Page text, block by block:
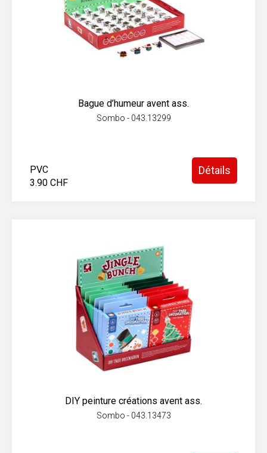
Bague d’humeur avent ass.
Sombo - 043.13299
PVC
3.90 CHF
Détails
DIY peinture créations avent ass.
Sombo - 043.13473